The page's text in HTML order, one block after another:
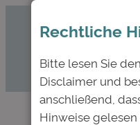
Rechtliche
Bitte lesen Sie
Disclaimer und
anschließend,
Hinweise